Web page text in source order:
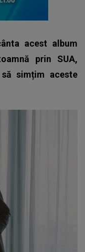
acest album
prin SUA,
simțim aceste